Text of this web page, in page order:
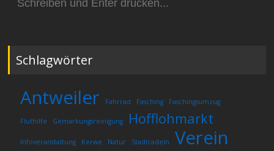
nach:
Schlagwörter
Antweiler Fahrrad Fasching Faschingsumzug
Fluthilfe Gemarkungsreinigung Hofflohmarkt
Infoveranstaltung Kerwe Natur Stadtradeln Verein